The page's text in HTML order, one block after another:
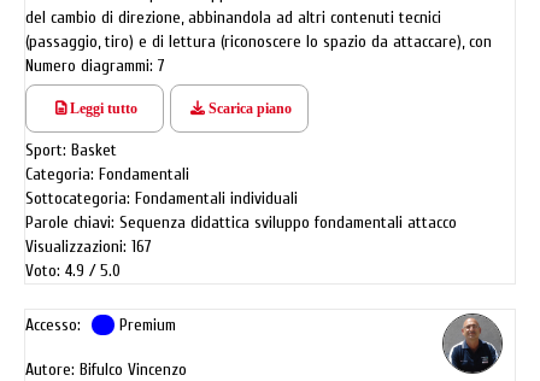
del cambio di direzione, abbinandola ad altri contenuti tecnici
(passaggio, tiro) e di lettura (riconoscere lo spazio da attaccare), con
successivo inserimento in un contesto di gioco semplice (1 c 1) in metà
campo.
Es.1 - Cambio di direzione e velocità senza palla. Il giocatore in angolo si
sposta in palleggio verso la posizione di ala, passa la palla al compagno
che, partendo dal lato opposto, si muove lungo la linea dei tre punti;
dopo il passaggio, l’attaccante corre verso l’ostacolo (cono, sedia) e,
dopo aver effettuato un cambio di direzione, taglia davanti o dietro
(backdoor cut), per ricevere e concludere a canestro (diag.7).
Numero diagrammi: 7
Leggi tutto Scarica piano
Sport: Basket
Categoria: Fondamentali
Sottocategoria: Fondamentali individuali
Parole chiavi: Sequenza didattica sviluppo fondamentali attacco
Visualizzazioni: 167
Voto: 4.9
5.0
Accesso: Premium
Autore: Bifulco Vincenzo